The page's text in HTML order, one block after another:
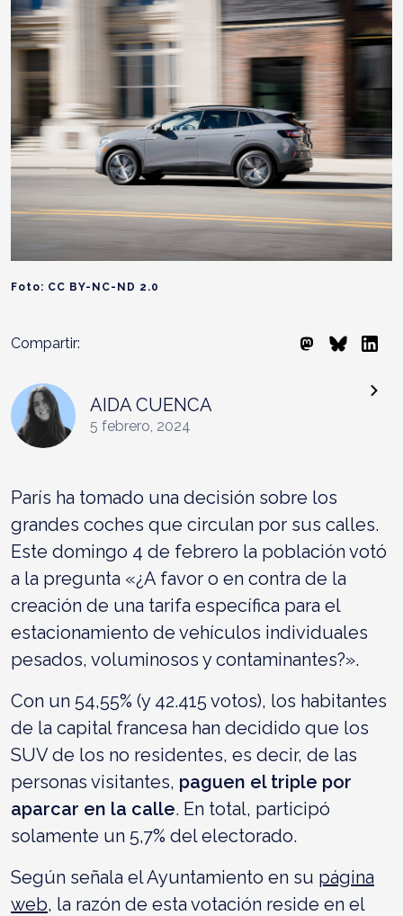
Foto: CC BY-NC-ND 2.0
Compartir:
AIDA CUENCA
5 febrero, 2024
París ha tomado una decisión sobre los
grandes coches que circulan por sus calles.
Este domingo 4 de febrero la población votó
a la pregunta «¿A favor o en contra de la
creación de una tarifa específica para el
estacionamiento de vehículos individuales
pesados, voluminosos y contaminantes?».
Con un 54,55% (y 42.415 votos), los habitantes
de la capital francesa han decidido que los
SUV de los no residentes, es decir, de las
personas visitantes, paguen el triple por
aparcar en la calle. En total, participó
solamente un 5,7% del electorado.
Según señala el Ayuntamiento en su página
web, la razón de esta votación reside en el